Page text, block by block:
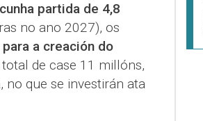
partida de 4,8
no ano 2027), os
a creación do
de case 11 millóns,
, no que se investirán ata